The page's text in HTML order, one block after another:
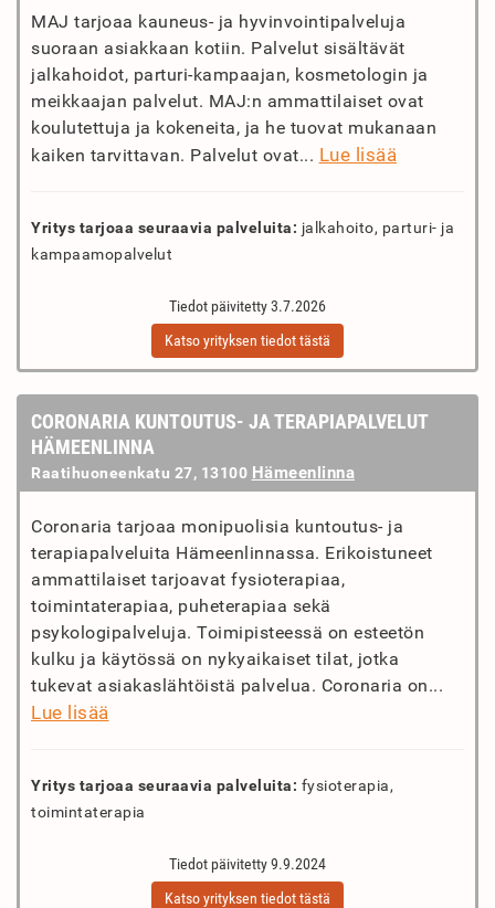
MAJ tarjoaa kauneus- ja hyvinvointipalveluja
suoraan asiakkaan kotiin. Palvelut sisältävät
jalkahoidot, parturi-kampaajan, kosmetologin ja
meikkaajan palvelut. MAJ:n ammattilaiset ovat
koulutettuja ja kokeneita, ja he tuovat mukanaan
kaiken tarvittavan. Palvelut ovat... Lue lisää
Yritys tarjoaa seuraavia palveluita: jalkahoito, parturi- ja
kampaamopalvelut
Tiedot päivitetty 3.7.2026
Katso yrityksen tiedot tästä
CORONARIA KUNTOUTUS- JA TERAPIAPALVELUT
HÄMEENLINNA
Raatihuoneenkatu 27, 13100 Hämeenlinna
Coronaria tarjoaa monipuolisia kuntoutus- ja
terapiapalveluita Hämeenlinnassa. Erikoistuneet
ammattilaiset tarjoavat fysioterapiaa,
toimintaterapiaa, puheterapiaa sekä
psykologipalveluja. Toimipisteessä on esteetön
kulku ja käytössä on nykyaikaiset tilat, jotka
tukevat asiakaslähtöistä palvelua. Coronaria on...
Lue lisää
Yritys tarjoaa seuraavia palveluita: fysioterapia,
toimintaterapia
Tiedot päivitetty 9.9.2024
Katso yrityksen tiedot tästä